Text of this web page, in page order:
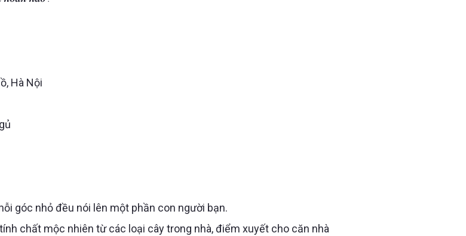
Hà Nội
góc nhỏ đều nói lên một phần con người bạn.
chất mộc nhiên từ các loại cây trong nhà, điểm xuyết cho căn nhà